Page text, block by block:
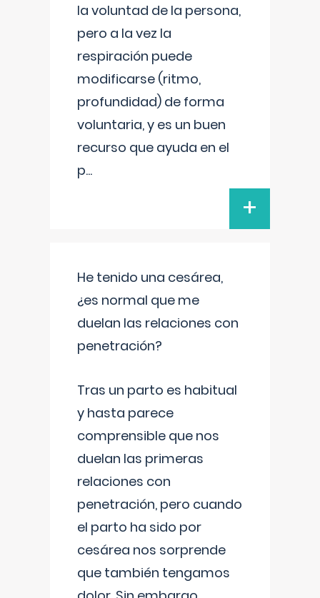
la voluntad de la persona,
pero a la vez la
respiración puede
modificarse (ritmo,
profundidad) de forma
voluntaria, y es un buen
recurso que ayuda en el
p...
+
He tenido una cesárea,
¿es normal que me
duelan las relaciones con
penetración?
Tras un parto es habitual
y hasta parece
comprensible que nos
duelan las primeras
relaciones con
penetración, pero cuando
el parto ha sido por
cesárea nos sorprende
que también tengamos